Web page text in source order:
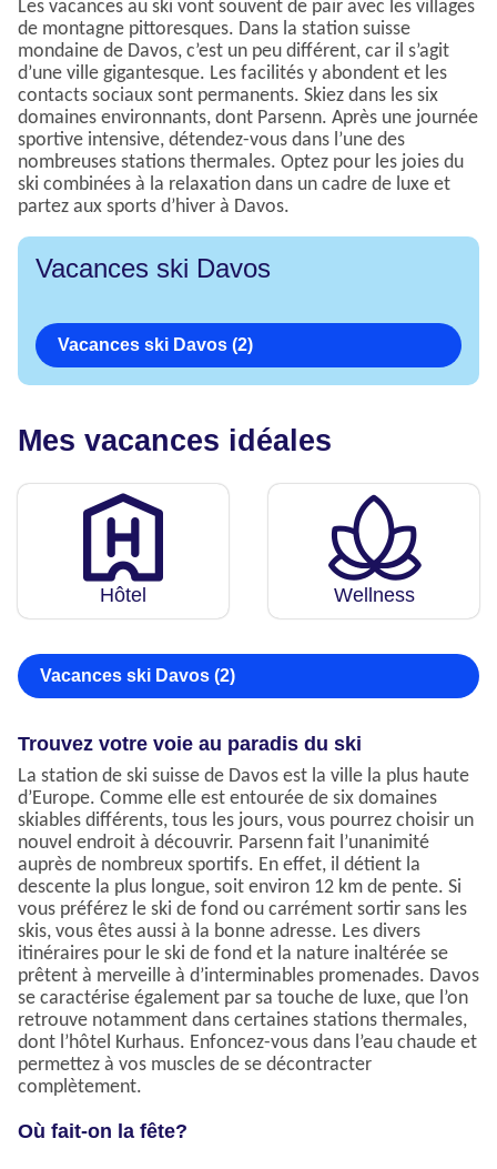
Les vacances au ski vont souvent de pair avec les villages
de montagne pittoresques. Dans la station suisse
mondaine de Davos, c’est un peu différent, car il s’agit
d’une ville gigantesque. Les facilités y abondent et les
contacts sociaux sont permanents. Skiez dans les six
domaines environnants, dont Parsenn. Après une journée
sportive intensive, détendez-vous dans l’une des
nombreuses stations thermales. Optez pour les joies du
ski combinées à la relaxation dans un cadre de luxe et
partez aux sports d’hiver à Davos.
Vacances ski Davos
Vacances ski Davos (2)
Mes vacances idéales
Hôtel Wellness
Vacances ski Davos (2)
Trouvez votre voie au paradis du ski
La station de ski suisse de Davos est la ville la plus haute
d’Europe. Comme elle est entourée de six domaines
skiables différents, tous les jours, vous pourrez choisir un
nouvel endroit à découvrir. Parsenn fait l’unanimité
auprès de nombreux sportifs. En effet, il détient la
descente la plus longue, soit environ 12 km de pente. Si
vous préférez le ski de fond ou carrément sortir sans les
skis, vous êtes aussi à la bonne adresse. Les divers
itinéraires pour le ski de fond et la nature inaltérée se
prêtent à merveille à d’interminables promenades. Davos
se caractérise également par sa touche de luxe, que l’on
retrouve notamment dans certaines stations thermales,
dont l’hôtel Kurhaus. Enfoncez-vous dans l’eau chaude et
permettez à vos muscles de se décontracter
complètement.
Où fait-on la fête?